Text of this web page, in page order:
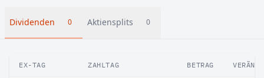
Dividenden 0 Aktiensplits 0
EX-TAG ZAHLTAG BETRAG